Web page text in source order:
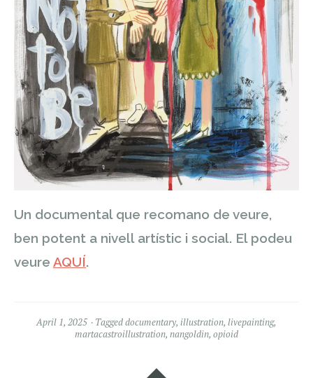
Un documental que recomano de veure,
ben potent a nivell artístic i social. El podeu
veure AQUÍ.
April 1, 2025 Taggeddocumentary, illustration, livepainting,
martacastroillustration, nangoldin, opioid